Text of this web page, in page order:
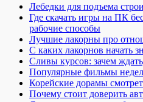
Лебедки для подъема
Где скачать игры на ПК
рабочие способы
Лучшие лакорны про
С каких лакорнов начать
Сливы курсов: зачем
Популярные фильмы
Корейские дорамы
Почему стоит доверить